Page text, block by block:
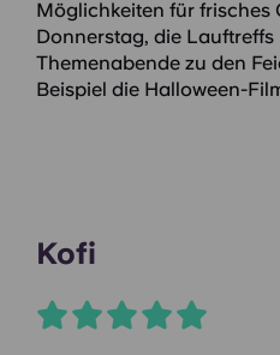
Möglichkeiten für frisches
Donnerstag, die
Themenabende zu den
Beispiel die Halloween-
Kofi